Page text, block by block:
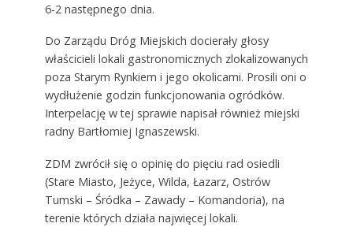
6-2 następnego dnia.
Do Zarządu Dróg Miejskich docierały głosy
właścicieli lokali gastronomicznych zlokalizowanych
poza Starym Rynkiem i jego okolicami. Prosili oni o
wydłużenie godzin funkcjonowania ogródków.
Interpelację w tej sprawie napisał również miejski
radny Bartłomiej Ignaszewski.
ZDM zwrócił się o opinię do pięciu rad osiedli
(Stare Miasto, Jeżyce, Wilda, Łazarz, Ostrów
Tumski – Śródka – Zawady – Komandoria), na
terenie których działa najwięcej lokali.